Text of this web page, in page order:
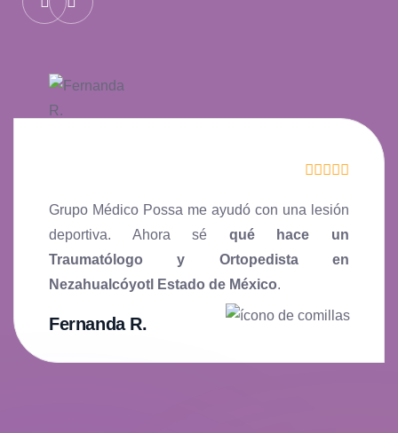
Grupo Médico Possa me ayudó con una lesión
deportiva. Ahora sé qué hace un
Traumatólogo y Ortopedista en
Nezahualcóyotl Estado de México.
Fernanda R.